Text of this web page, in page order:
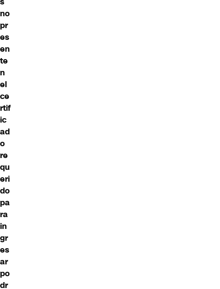
no
pr
es
en
te
n
el
ce
rtif
ic
ad
o
re
qu
eri
do
pa
ra
in
gr
es
ar
po
dr